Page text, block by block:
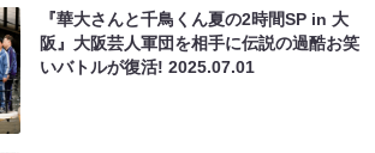
『華大さんと千鳥くん夏の2時間SP in 大
阪』大阪芸人軍団を相手に伝説の過酷お笑
いバトルが復活!2025.07.01